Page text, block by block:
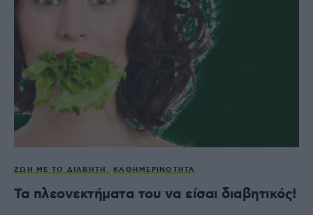
ΖΩΉ ΜΕ ΤΟ ΔΙΑΒΉΤΗ ΚΑΘΗΜΕΡΙΝΌΤΗΤΑ
Τα πλεονεκτήματα του να είσαι διαβητικός!